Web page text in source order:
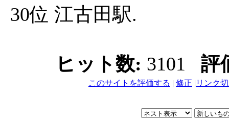
30位 江古田駅.
ヒット数: 3101 評
このサイトを評価する | 修正 | リンク